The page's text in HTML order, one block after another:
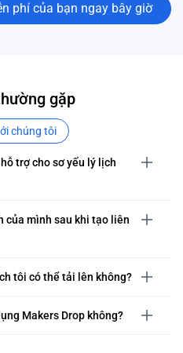
phí của bạn ngay bây giờ
gặp
chúng tôi
trợ cho sơ yếu lý lịch
của mình sau khi tạo liên
tôi có thể tải lên không?
Makers Drop không?